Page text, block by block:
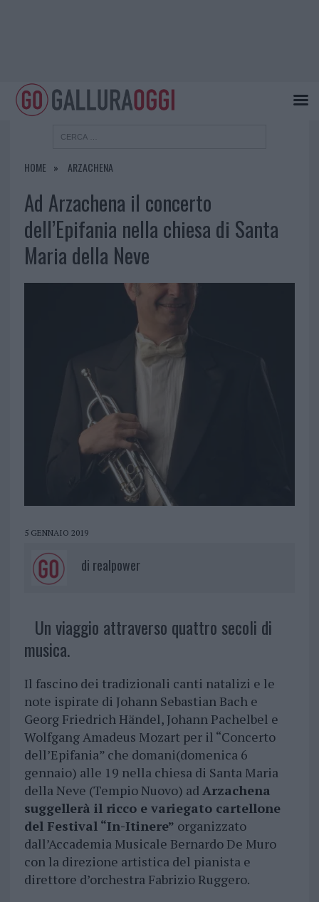
HOME ARZACHENA
Ad Arzachena il concerto
dell’Epifania nella chiesa di Santa
Maria della Neve
5 GENNAIO 2019
di realpower
Un viaggio attraverso quattro secoli di
musica.
Il fascino dei tradizionali canti natalizi e le
note ispirate di Johann Sebastian Bach e
Georg Friedrich Händel, Johann Pachelbel e
Wolfgang Amadeus Mozart per il “Concerto
dell’Epifania” che domani(domenica 6
gennaio) alle 19 nella chiesa di Santa Maria
della Neve (Tempio Nuovo) adArzachena
suggellerà il ricco e variegato cartellone
del Festival “In-Itinere” organizzato
dall’Accademia Musicale Bernardo De Muro
con la direzione artistica del pianista e
direttore d’orchestra Fabrizio Ruggero.